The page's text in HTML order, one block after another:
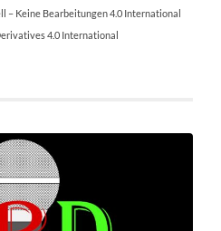
– Keine Bearbeitungen 4.0 International
4.0 International